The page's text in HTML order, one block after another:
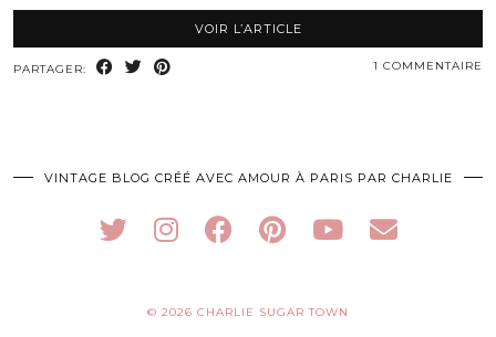
VOIR L’ARTICLE
PARTAGER: 1 COMMENTAIRE
VINTAGE BLOG CRÉÉ AVEC AMOUR À PARIS PAR CHARLIE
© 2026 CHARLIE SUGAR TOWN